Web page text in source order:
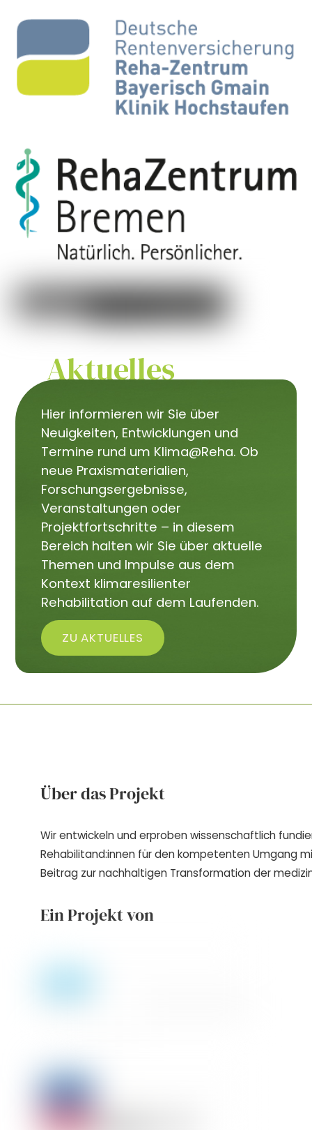
Aktuelles
Hier informieren wir Sie über
Neuigkeiten, Entwicklungen und
Termine rund um Klima@Reha. Ob
neue Praxismaterialien,
Forschungsergebnisse,
Veranstaltungen oder
Projektfortschritte – in diesem
Bereich halten wir Sie über aktuelle
Themen und Impulse aus dem
Kontext klimaresilienter
Rehabilitation auf dem Laufenden.
ZU AKTUELLES
Über das Projekt
Wir entwickeln und erproben wissenschaftlich
Rehabilitand:innen für den kompetenten Umgang
Beitrag zur nachhaltigen Transformation der
Ein Projekt von